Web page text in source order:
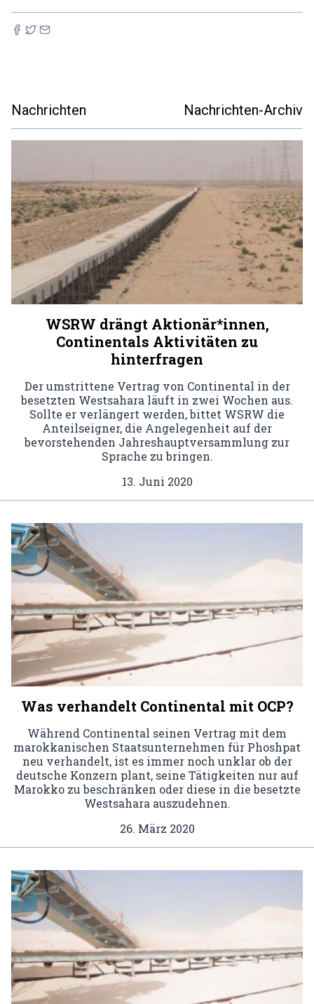
Nachrichten Nachrichten-Archiv
WSRW drängt Aktionär*innen,
Continentals Aktivitäten zu
hinterfragen
Der umstrittene Vertrag von Continental in der
besetzten Westsahara läuft in zwei Wochen aus.
Sollte er verlängert werden, bittet WSRW die
Anteilseigner, die Angelegenheit auf der
bevorstehenden Jahreshauptversammlung zur
Sprache zu bringen.
13. Juni 2020
Was verhandelt Continental mit OCP?
Während Continental seinen Vertrag mit dem
marokkanischen Staatsunternehmen für Phoshpat
neu verhandelt, ist es immer noch unklar ob der
deutsche Konzern plant, seine Tätigkeiten nur auf
Marokko zu beschränken oder diese in die besetzte
Westsahara auszudehnen.
26. März 2020